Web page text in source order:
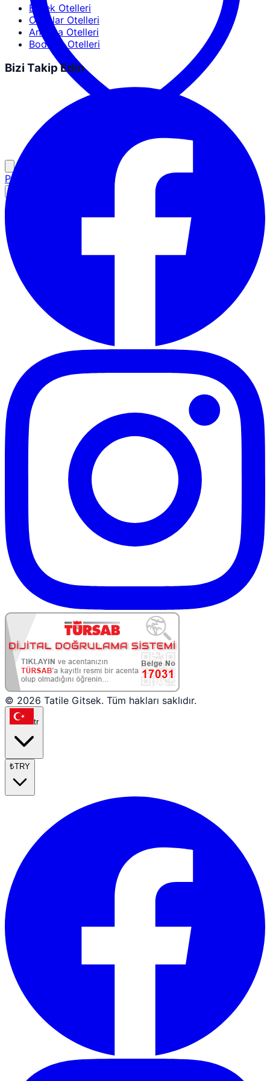
Partner Girişi
Erdek Otelleri
Ocaklar Otelleri
Antalya Otelleri
Bodrum Otelleri
Bizi Takip Edin
© 2026 Tatile Gitsek. Tüm hakları saklıdır.
tr
₺TRY